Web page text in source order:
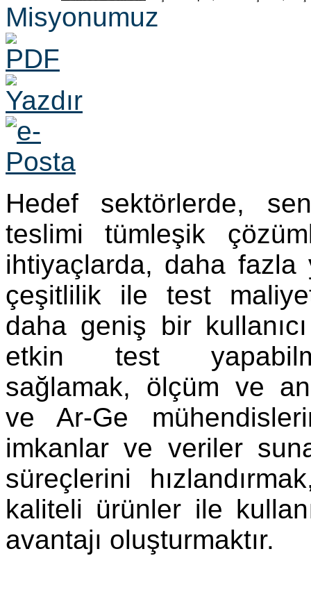
Misyonumuz
Hedef sektörlerde,
teslimi tümleşik
ihtiyaçlarda, daha
çeşitlilik ile test
daha geniş bir
etkin test
sağlamak, ölçüm ve
ve Ar-Ge
imkanlar ve veriler
süreçlerini
kaliteli ürünler ile
avantajı oluşturmaktır.